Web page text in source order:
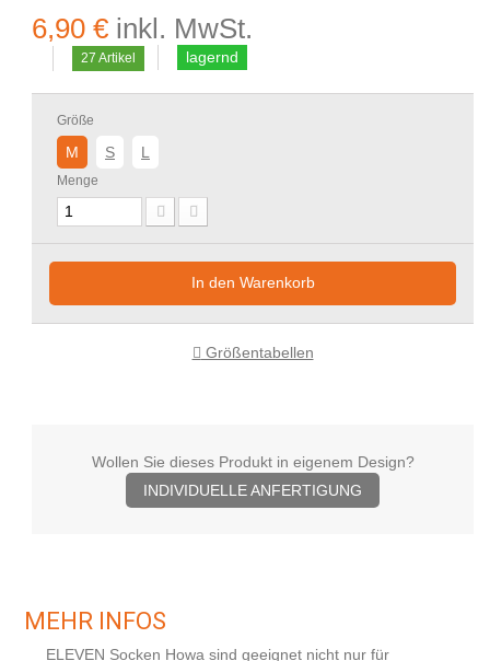
6,90 € inkl. MwSt.
27 Artikel lagernd
Größe
M S L
Menge
In den Warenkorb
Größentabellen
Wollen Sie dieses Produkt in eigenem Design?
INDIVIDUELLE ANFERTIGUNG
MEHR INFOS
ELEVEN Socken Howa sind geeignet nicht nur für